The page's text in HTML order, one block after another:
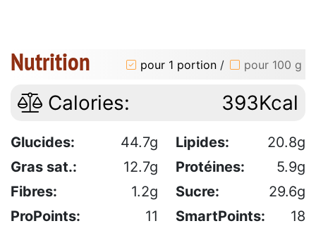
Nutrition pour 1 portion / pour 100 g
Calories: 393Kcal
Glucides: 44.7g Lipides:
20.8g
Gras sat.:
12.7g Protéines:
5.9g
Fibres:
1.2g Sucre:
29.6g
ProPoints:
11 SmartPoints: 18